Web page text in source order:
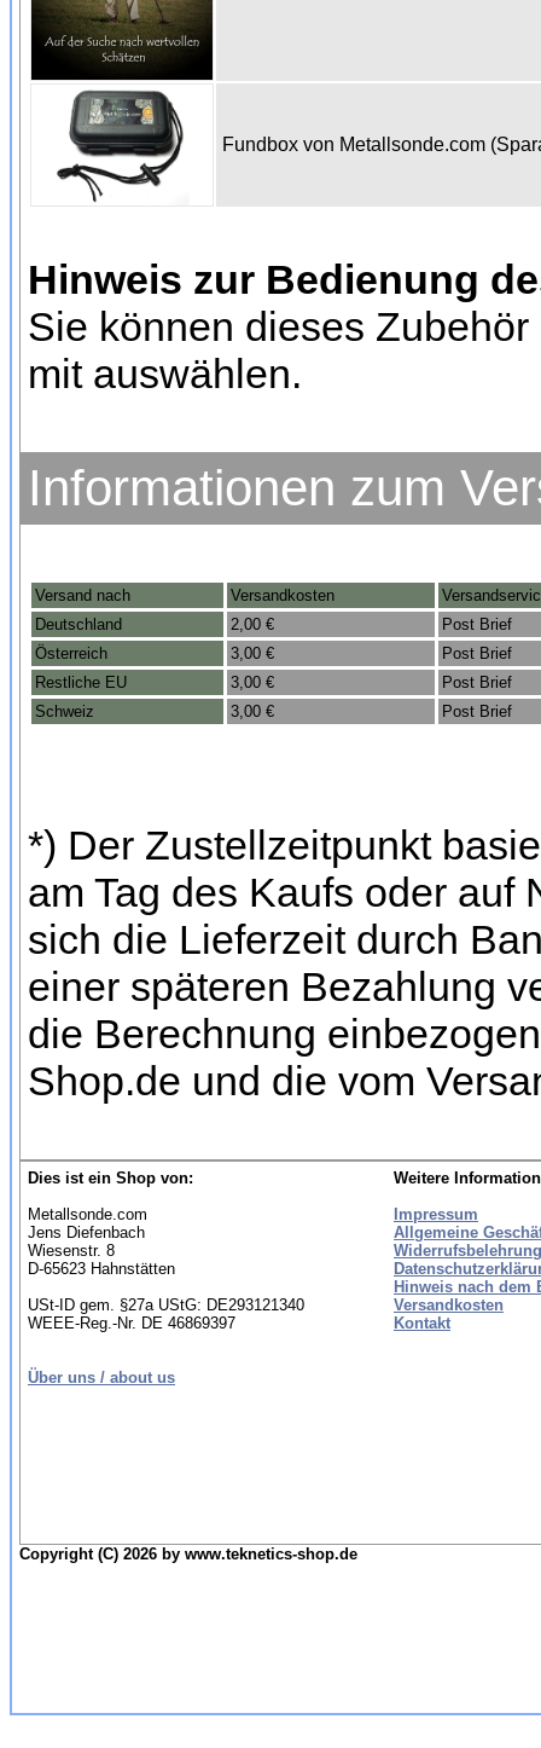
Fundbox von Metallsonde.com
Hinweis zur Bedienung
Sie können dieses
mit auswählen.
Informationen zum
Versand nach Versandkosten
Deutschland
2,00 €
Post Brief
Österreich
3,00 €
Post Brief
Restliche EU
3,00 €
Post Brief
Schweiz
3,00 € Post Brief
*) Der Zustellzeitpunkt
am Tag des Kaufs oder
sich die Lieferzeit durch
einer späteren Bezahlung
die Berechnung
Shop.de und die vom
Dies ist ein Shop von:
Metallsonde.com
Jens Diefenbach
Wiesenstr. 8
D-65623 Hahnstätten
USt-ID gem. §27a UStG: DE293121340
WEEE-Reg.-Nr. DE 46869397
Über uns / about us
Weitere
Impressum
Allgemeine
Hinweis nach dem
Versandkosten
Kontakt
Copyright (C) 2026 by www.teknetics-shop.de